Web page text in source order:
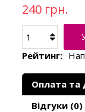
240 грн.
Рейтинг:
Оплата та
Відгуки (0)